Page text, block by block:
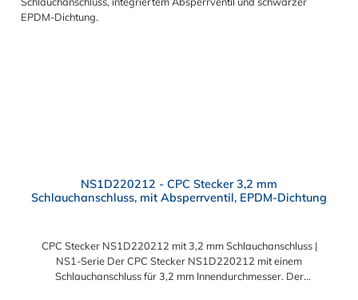
NS1D220212 - CPC Stecker 3,2 mm
Schlauchanschluss, mit Absperrventil, EPDM-Dichtung
CPC Stecker NS1D220212 mit 3,2 mm Schlauchanschluss |
NS1-Serie Der CPC Stecker NS1D220212 mit einem
Schlauchanschluss für 3,2 mm Innendurchmesser. Der